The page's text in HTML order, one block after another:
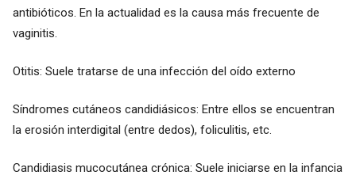
antibióticos. En la actualidad es la causa más frecuente de
vaginitis.
Otitis: Suele tratarse de una infección del oído externo
Síndromes cutáneos candidiásicos: Entre ellos se encuentran
la erosión interdigital (entre dedos), foliculitis, etc.
Candidiasis mucocutánea crónica: Suele iniciarse en la infancia